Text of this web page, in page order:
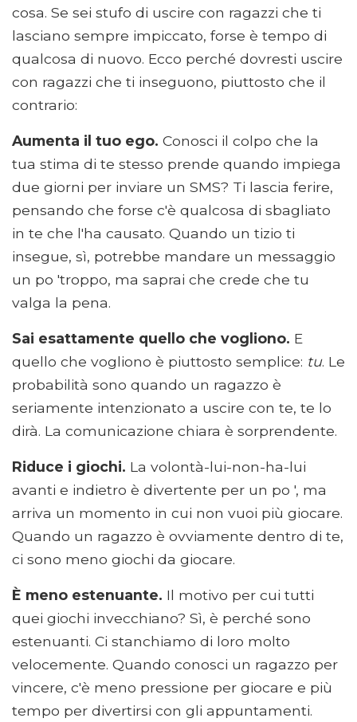
cosa. Se sei stufo di uscire con ragazzi che ti
lasciano sempre impiccato, forse è tempo di
qualcosa di nuovo. Ecco perché dovresti uscire
con ragazzi che ti inseguono, piuttosto che il
contrario:
Aumenta il tuo ego. Conosci il colpo che la
tua stima di te stesso prende quando impiega
due giorni per inviare un SMS? Ti lascia ferire,
pensando che forse c'è qualcosa di sbagliato
in te che l'ha causato. Quando un tizio ti
insegue, sì, potrebbe mandare un messaggio
un po 'troppo, ma saprai che crede che tu
valga la pena.
Sai esattamente quello che vogliono. E
quello che vogliono è piuttosto semplice: tu. Le
probabilità sono quando un ragazzo è
seriamente intenzionato a uscire con te, te lo
dirà. La comunicazione chiara è sorprendente.
Riduce i giochi. La volontà-lui-non-ha-lui
avanti e indietro è divertente per un po ', ma
arriva un momento in cui non vuoi più giocare.
Quando un ragazzo è ovviamente dentro di te,
ci sono meno giochi da giocare.
È meno estenuante. Il motivo per cui tutti
quei giochi invecchiano? Sì, è perché sono
estenuanti. Ci stanchiamo di loro molto
velocemente. Quando conosci un ragazzo per
vincere, c'è meno pressione per giocare e più
tempo per divertirsi con gli appuntamenti.